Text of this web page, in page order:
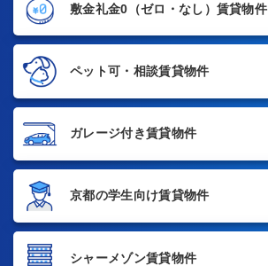
敷金礼金0 （ゼロ・なし）賃貸物件
ペット可・相談賃貸物件
ガレージ付き賃貸物件
京都の学生向け賃貸物件
シャーメゾン賃貸物件